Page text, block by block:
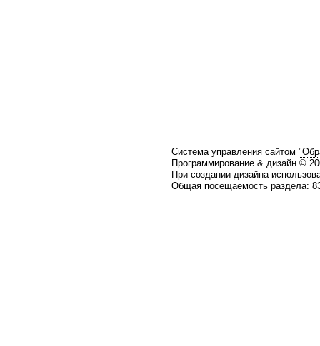
Система управления сайтом
Программирование & дизайн ©
При создании дизайна
Общая посещаемость раздела: